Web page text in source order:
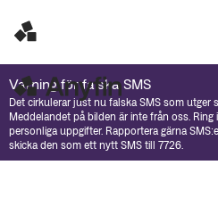
Varning för falska SMS
Det cirkulerar just nu falska SMS som utger
Meddelandet på bilden är inte från oss.
personliga uppgifter. Rapportera gärna
skicka den som ett nytt SMS till 7726.